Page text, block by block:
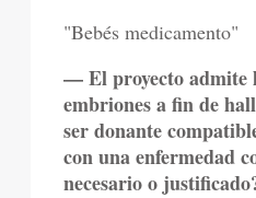
"Bebés medicamento"
— El proyecto admite
embriones a fin de
ser donante
con una enfermedad
necesario o